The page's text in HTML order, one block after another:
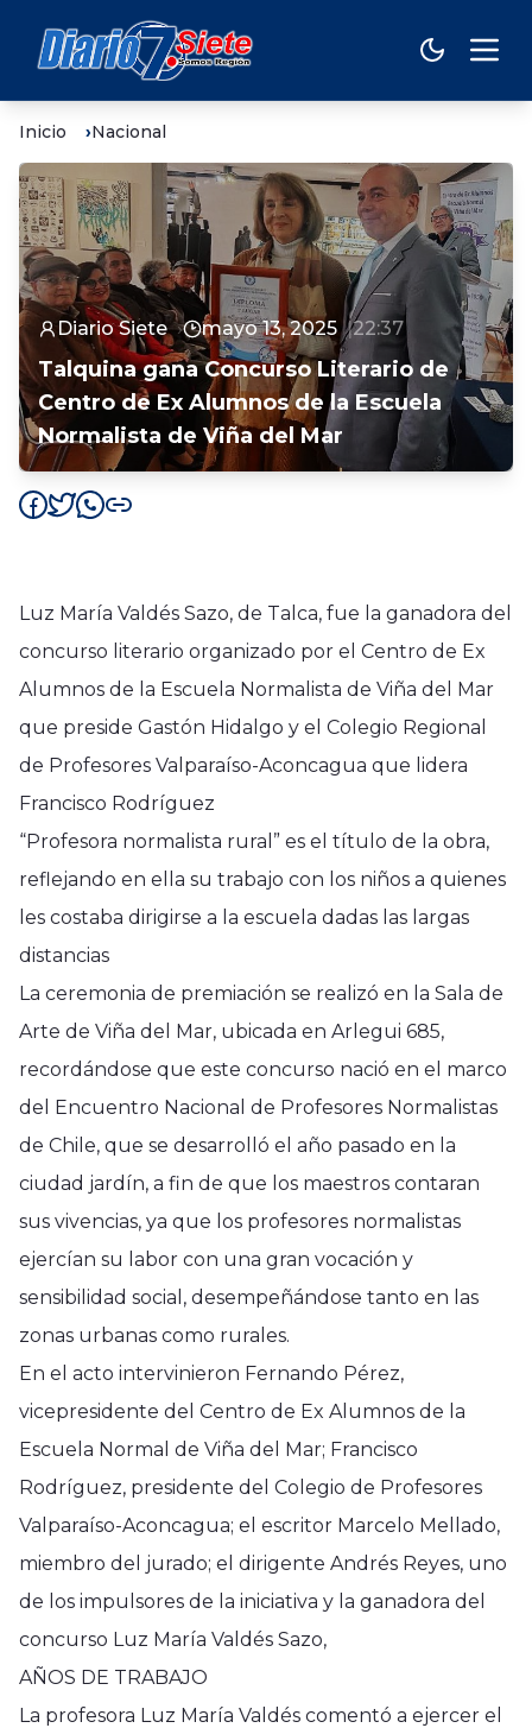
Inicio Nacional
Diario Siete mayo 13, 2025 22:37
Talquina gana Concurso Literario de
Centro de Ex Alumnos de la Escuela
Normalista de Viña del Mar
Luz María Valdés Sazo, de Talca, fue la ganadora del
concurso literario organizado por el Centro de Ex
Alumnos de la Escuela Normalista de Viña del Mar
que preside Gastón Hidalgo y el Colegio Regional
de Profesores Valparaíso-Aconcagua que lidera
Francisco Rodríguez
“Profesora normalista rural” es el título de la obra,
reflejando en ella su trabajo con los niños a quienes
les costaba dirigirse a la escuela dadas las largas
distancias
La ceremonia de premiación se realizó en la Sala de
Arte de Viña del Mar, ubicada en Arlegui 685,
recordándose que este concurso nació en el marco
del Encuentro Nacional de Profesores Normalistas
de Chile, que se desarrolló el año pasado en la
ciudad jardín, a fin de que los maestros contaran
sus vivencias, ya que los profesores normalistas
ejercían su labor con una gran vocación y
sensibilidad social, desempeñándose tanto en las
zonas urbanas como rurales.
En el acto intervinieron Fernando Pérez,
vicepresidente del Centro de Ex Alumnos de la
Escuela Normal de Viña del Mar; Francisco
Rodríguez, presidente del Colegio de Profesores
Valparaíso-Aconcagua; el escritor Marcelo Mellado,
miembro del jurado; el dirigente Andrés Reyes, uno
de los impulsores de la iniciativa y la ganadora del
concurso Luz María Valdés Sazo,
AÑOS DE TRABAJO
La profesora Luz María Valdés comentó a ejercer el